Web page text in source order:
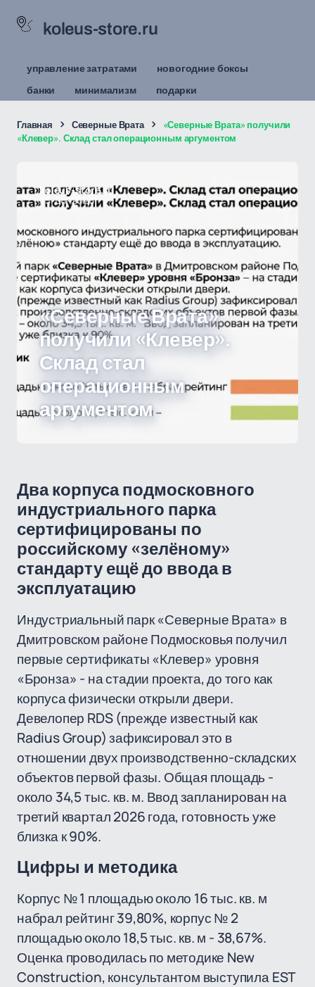
koleus-store.ru
управление затратами
новогодние боксы
банки
минимализм подарки
Главная Северные Врата
«Северные Врата» получили
«Клевер». Склад стал операционным аргументом
koleus-store.ru
25-06-2026
«Северные Врата»
получили «Клевер».
Склад стал
операционным
аргументом
Два корпуса подмосковного
индустриального парка
сертифицированы по
российскому «зелёному»
стандарту ещё до ввода в
эксплуатацию
Индустриальный парк «Северные Врата» в
Дмитровском районе Подмосковья получил
первые сертификаты «Клевер» уровня
«Бронза» - на стадии проекта, до того как
корпуса физически открыли двери.
Девелопер RDS (прежде известный как
Radius Group) зафиксировал это в
отношении двух производственно-складских
объектов первой фазы. Общая площадь -
около 34,5 тыс. кв. м. Ввод запланирован на
третий квартал 2026 года, готовность уже
близка к 90%.
Цифры и методика
Корпус № 1 площадью около 16 тыс. кв. м
набрал рейтинг 39,80%, корпус № 2
площадью около 18,5 тыс. кв. м - 38,67%.
Оценка проводилась по методике New
Construction, консультантом выступила EST